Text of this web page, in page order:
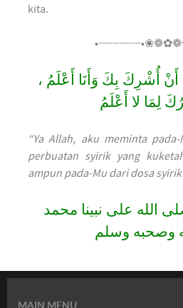
kita.
أَنْ أُشْرِكَ بِكَ وَأَنَا أَعْلَمُ ،
لِمَا لا أَعْلَمُ
“Ya Allah, aku meminta
perbuatan syirik yang
ampun pada-Mu dari dosa
الله على نبينا محمد
وصحبه وسلم
MAIN MENU